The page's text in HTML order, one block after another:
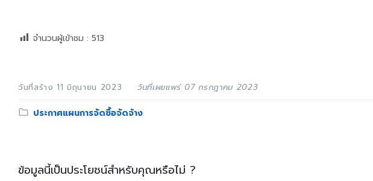
จำนวนผู้เข้าชม : 513
วันที่สร้าง 11 มิถุนายน 2023 วันที่เผยแพร่ 07 กรกฎาคม 2023
Category:
ประกาศแผนการจัดซื้อจัดจ้าง
ข้อมูลนี้เป็นประโยชน์สำหรับคุณหรือไม่ ?